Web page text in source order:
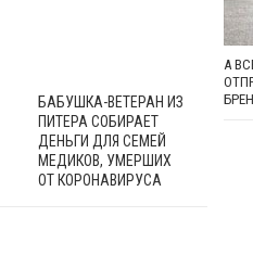
БАБУШКА-ВЕТЕРАН ИЗ
ПИТЕРА СОБИРАЕТ
ДЕНЬГИ ДЛЯ СЕМЕЙ
МЕДИКОВ, УМЕРШИХ
ОТ КОРОНАВИРУСА
А